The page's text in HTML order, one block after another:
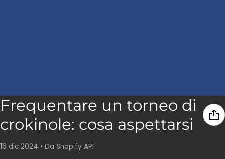
Frequentare un torneo di
crokinole: cosa aspettarsi
16 dic 2024 • Da Shopify API